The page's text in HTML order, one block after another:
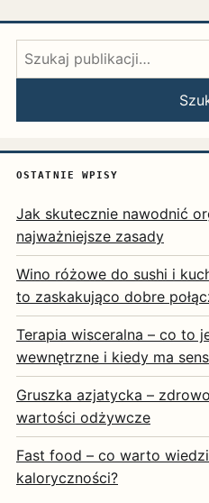
Szukaj:
OSTATNIE WPISY
Jak skutecznie nawodnić
najważniejsze zasady
Wino różowe do sushi i
to zaskakująco dobre
Terapia wisceralna – co to
wewnętrzne i kiedy ma sens
Gruszka azjatycka –
wartości odżywcze
Fast food – co warto
kaloryczności?